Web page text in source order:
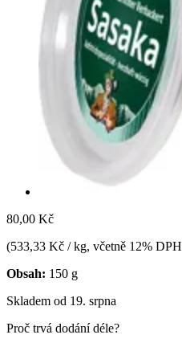
80,00 Kč
(533,33 Kč / kg, včetně 12% DPH
Obsah: 150 g
Skladem od 19. srpna
Proč trvá dodání déle?